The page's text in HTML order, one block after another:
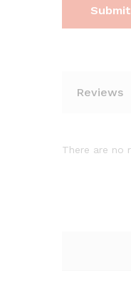
Reviews
There are no